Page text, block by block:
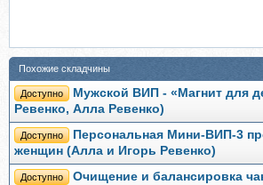
Похожие складчины
Доступно
Мужской ВИП - «Магнит для
Ревенко, Алла Ревенко)
Доступно
Персональная Мини-ВИП-3
женщин (Алла и Игорь Ревенко)
Доступно
Очищение и балансировка